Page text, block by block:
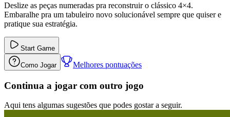
Deslize as peças numeradas pra reconstruir o clássico 4×4.
Embaralhe pra um tabuleiro novo solucionável sempre que quiser e
pratique sua estratégia.
Start Game
Como Jogar Melhores pontuações
Continua a jogar com outro jogo
Aqui tens algumas sugestões que podes gostar a seguir.